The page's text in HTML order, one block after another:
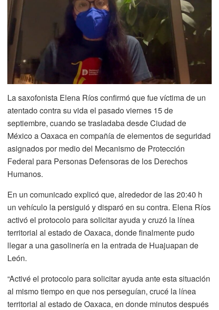
La saxofonista Elena Ríos confirmó que fue víctima de un
atentado contra su vida el pasado viernes 15 de
septiembre, cuando se trasladaba desde Ciudad de
México a Oaxaca en compañía de elementos de seguridad
asignados por medio del Mecanismo de Protección
Federal para Personas Defensoras de los Derechos
Humanos.
En un comunicado explicó que, alrededor de las 20:40 h
un vehículo la persiguió y disparó en su contra. Elena Ríos
activó el protocolo para solicitar ayuda y cruzó la línea
territorial al estado de Oaxaca, donde finalmente pudo
llegar a una gasolinería en la entrada de Huajuapan de
León.
“Activé el protocolo para solicitar ayuda ante esta situación
al mismo tiempo en que nos perseguían, crucé la línea
territorial al estado de Oaxaca, en donde minutos después